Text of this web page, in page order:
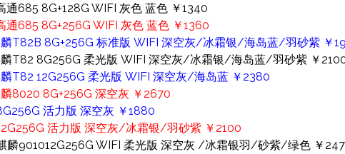
通685 8G+128G WIFI 灰色 蓝色 ￥1340
通685 8G+256G WIFI 灰色 蓝色 ￥1360
麟T82B 8G+256G 标准版 WIFI 深空灰/冰霜银/海岛蓝/羽砂紫 ￥
麟T82 8G256G 柔光版 WIFI 深空灰/冰霜银/海岛蓝/羽砂紫 ￥
T82 12G256G 柔光版 WIFI 深空灰/海岛蓝 ￥2380
8020 8G+256G 深空灰 ￥2670
活力版 深空灰 ￥1880
活力版 深空灰/冰霜银/羽砂紫 ￥2100
麟901012G256G WIFI 柔光版 深空灰 /冰霜银羽/砂紫/绿色 ￥